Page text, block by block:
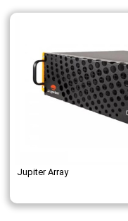
Jupiter Array